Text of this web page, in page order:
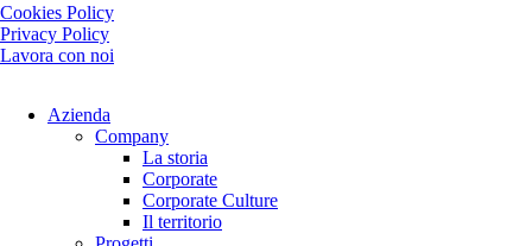
Cookies Policy
Privacy Policy
Lavora con noi
Azienda
Company
La storia
Corporate
Corporate Culture
Il territorio